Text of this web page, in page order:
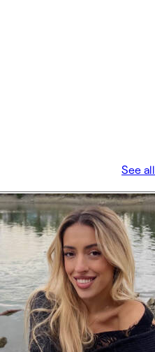
See all